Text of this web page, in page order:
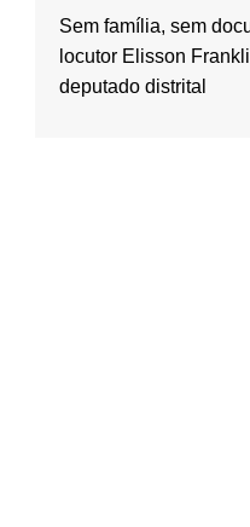
Sem família, sem
locutor Elisson
deputado distrital